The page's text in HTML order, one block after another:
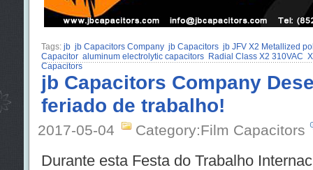
Tags: jb jb Capacitors Company jb Capacitors jb JFV X2 Metallized
Capacitor aluminum electrolytic capacitors Radial Class X2 310VAC
Capacitors
jb Capacitors Company
feriado de trabalho!
2017-05-04 Category:Film Capacitors
Durante esta Festa do Trabalho